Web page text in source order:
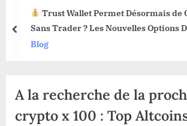
Trust Wallet Permet Désormais de
Sans Trader ? Les Nouvelles Options
Blog
prev
A la recherche de la
crypto x 100 : Top